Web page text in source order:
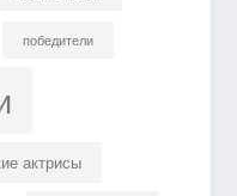
победители
актрисы